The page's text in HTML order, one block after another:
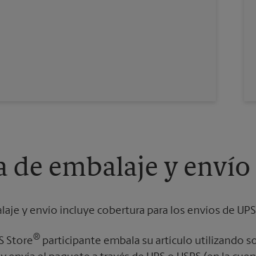
de embalaje y envío
y envío incluye cobertura para los envíos de UPS
Store® participante embala su artículo utilizando